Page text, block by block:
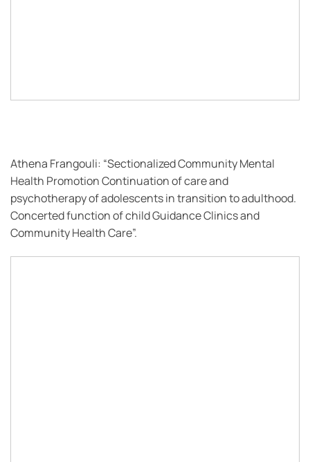
Athena Frangouli: “Sectionalized Community Mental
Health Promotion Continuation of care and
psychotherapy of adolescents in transition to adulthood.
Concerted function of child Guidance Clinics and
Community Health Care”.